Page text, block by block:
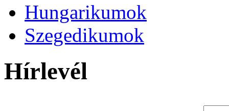
Hungarikumok
Szegedikumok
Hírlevél